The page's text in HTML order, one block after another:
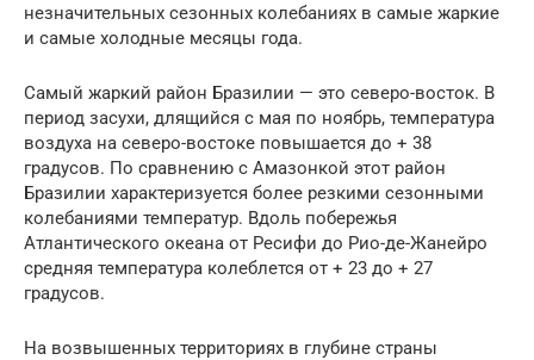
незначительных сезонных колебаниях в самые жаркие
и самые холодные месяцы года.
Самый жаркий район Бразилии — это северо-восток. В
период засухи, длящийся с мая по ноябрь, температура
воздуха на северо-востоке повышается до + 38
градусов. По сравнению с Амазонкой этот район
Бразилии характеризуется более резкими сезонными
колебаниями температур. Вдоль побережья
Атлантического океана от Ресифи до Рио-де-Жанейро
средняя температура колеблется от + 23 до + 27
градусов.
На возвышенных территориях в глубине страны